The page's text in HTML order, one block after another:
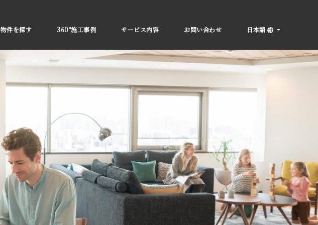
物件を探す 360°施工事例 サービス内容 お問い合わせ 日本語